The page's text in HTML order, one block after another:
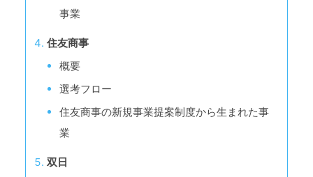
事業
住友商事
概要
選考フロー
住友商事の新規事業提案制度から生まれた事
業
双日